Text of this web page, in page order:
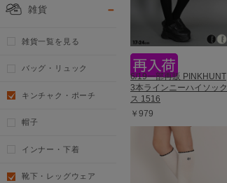
6/19一部再販 PINKHUNT
3本ラインニーハイソック
ス 1516
￥979
雑貨
雑貨一覧を見る
バッグ・リュック
キンチャク・ポーチ
帽子
インナー・下着
靴下・レッグウェア